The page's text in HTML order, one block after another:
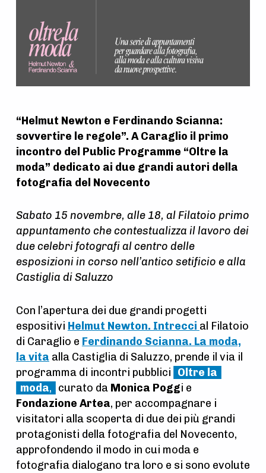
“Helmut Newton e Ferdinando Scianna:
sovvertire le regole”. A Caraglio il primo
incontro del Public Programme “Oltre la
moda” dedicato ai due grandi autori della
fotografia del Novecento
Sabato 15 novembre, alle 18, al Filatoio primo
appuntamento che contestualizza il lavoro dei
due celebri fotografi al centro delle
esposizioni in corso nell’antico setificio e alla
Castiglia di Saluzzo
Con l’apertura dei due grandi progetti
espositivi Helmut Newton. Intrecci al Filatoio
di Caraglio e Ferdinando Scianna. La moda,
la vita alla Castiglia di Saluzzo, prende il via il
programma di incontri pubblici Oltre la
moda, curato da Monica Poggi e
Fondazione Artea, per accompagnare i
visitatori alla scoperta di due dei più grandi
protagonisti della fotografia del Novecento,
approfondendo il modo in cui moda e
fotografia dialogano tra loro e si sono evolute